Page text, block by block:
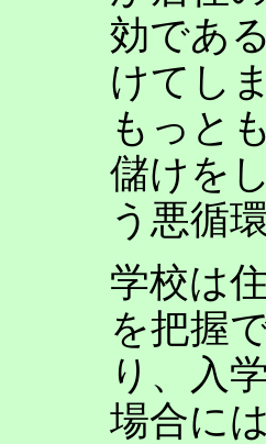
効であ
けてし
もっと
儲けを
う悪循
学校は
を把握
り、入
場合に